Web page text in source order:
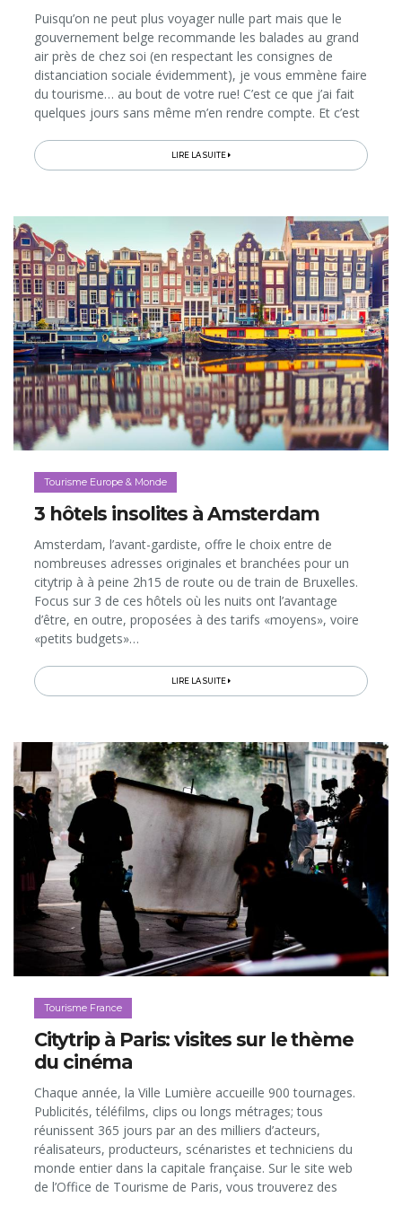
Puisqu’on ne peut plus voyager nulle part mais que le
gouvernement belge recommande les balades au grand
air près de chez soi (en respectant les consignes de
distanciation sociale évidemment), je vous emmène faire
du tourisme… au bout de votre rue! C’est ce que j’ai fait
quelques jours sans même m’en rendre compte. Et c’est
LIRE LA SUITE
Tourisme Europe & Monde
3 hôtels insolites à Amsterdam
Amsterdam, l’avant-gardiste, offre le choix entre de
nombreuses adresses originales et branchées pour un
citytrip à à peine 2h15 de route ou de train de Bruxelles.
Focus sur 3 de ces hôtels où les nuits ont l’avantage
d’être, en outre, proposées à des tarifs «moyens», voire
«petits budgets»…
LIRE LA SUITE
Tourisme France
Citytrip à Paris: visites sur le thème
du cinéma
Chaque année, la Ville Lumière accueille 900 tournages.
Publicités, téléfilms, clips ou longs métrages; tous
réunissent 365 jours par an des milliers d’acteurs,
réalisateurs, producteurs, scénaristes et techniciens du
monde entier dans la capitale française. Sur le site web
de l’Office de Tourisme de Paris, vous trouverez des